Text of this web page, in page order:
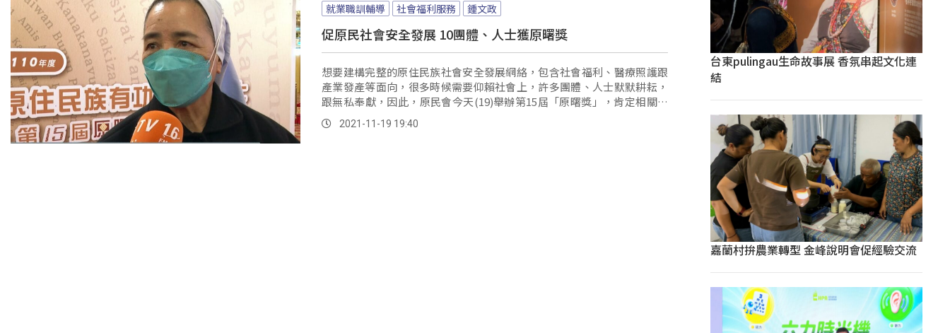
就業職訓輔導
社會福利服務 鍾文政
促原民社會安全發展 10團體、人士獲原曙獎
想要建構完整的原住民族社會安全發展網絡，包含社會福利、醫療照護跟
產業發產等面向，很多時候需要仰賴社會上，許多團體、人士默默耕耘，
跟無私奉獻，因此，原民會今天(19)舉辦第15屆「原曙獎」，肯定相關的
有功團體人士。
2021-11-19 19:40
台東pulingau生命故事展 香氛串起文化連
結
嘉蘭村拚農業轉型 金峰說明會促經驗交流